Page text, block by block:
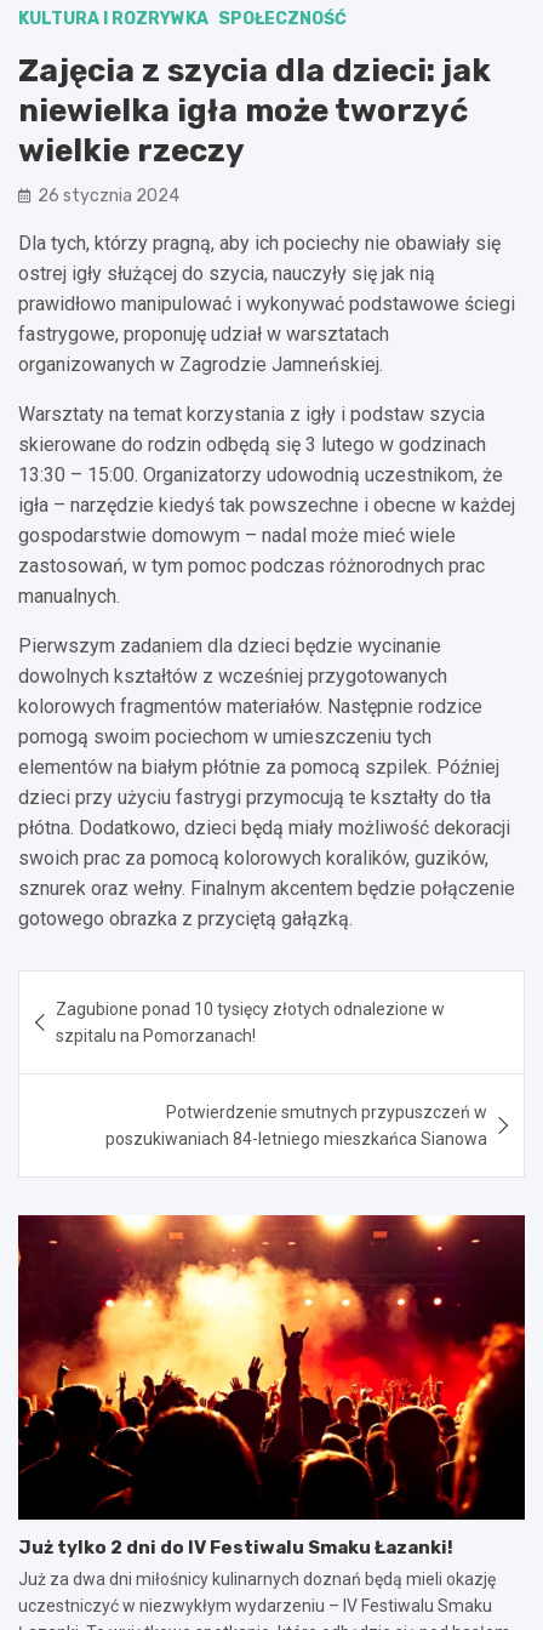
KULTURA I ROZRYWKA SPOŁECZNOŚĆ
Zajęcia z szycia dla dzieci: jak
niewielka igła może tworzyć
wielkie rzeczy
26 stycznia 2024
Dla tych, którzy pragną, aby ich pociechy nie obawiały się
ostrej igły służącej do szycia, nauczyły się jak nią
prawidłowo manipulować i wykonywać podstawowe ściegi
fastrygowe, proponuję udział w warsztatach
organizowanych w Zagrodzie Jamneńskiej.
Warsztaty na temat korzystania z igły i podstaw szycia
skierowane do rodzin odbędą się 3 lutego w godzinach
13:30 – 15:00. Organizatorzy udowodnią uczestnikom, że
igła – narzędzie kiedyś tak powszechne i obecne w każdej
gospodarstwie domowym – nadal może mieć wiele
zastosowań, w tym pomoc podczas różnorodnych prac
manualnych.
Pierwszym zadaniem dla dzieci będzie wycinanie
dowolnych kształtów z wcześniej przygotowanych
kolorowych fragmentów materiałów. Następnie rodzice
pomogą swoim pociechom w umieszczeniu tych
elementów na białym płótnie za pomocą szpilek. Później
dzieci przy użyciu fastrygi przymocują te kształty do tła
płótna. Dodatkowo, dzieci będą miały możliwość dekoracji
swoich prac za pomocą kolorowych koralików, guzików,
sznurek oraz wełny. Finalnym akcentem będzie połączenie
gotowego obrazka z przyciętą gałązką.
wpisu
Zagubione ponad 10 tysięcy złotych odnalezione w
szpitalu na Pomorzanach!
Potwierdzenie smutnych przypuszczeń w
poszukiwaniach 84-letniego mieszkańca Sianowa
Już tylko 2 dni do IV Festiwalu Smaku Łazanki!
Już za dwa dni miłośnicy kulinarnych doznań będą mieli okazję
uczestniczyć w niezwykłym wydarzeniu – IV Festiwalu Smaku